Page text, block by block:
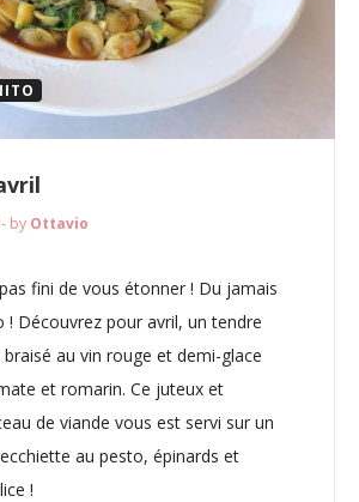
- by Ottavio
fini de vous étonner ! Du jamais
! Découvrez pour avril, un tendre
braisé au vin rouge et demi-glace
et romarin. Ce juteux et
de viande vous est servi sur un
au pesto, épinards et
!